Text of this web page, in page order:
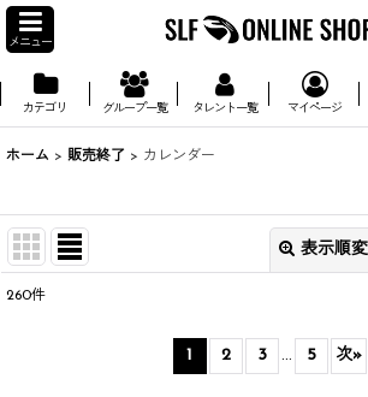
メニュー
カテゴリ グループ一覧 タレント一覧 マイページ
ホーム > 販売終了 > カレンダー
表示順
260件
1 2 3 ... 5 次»